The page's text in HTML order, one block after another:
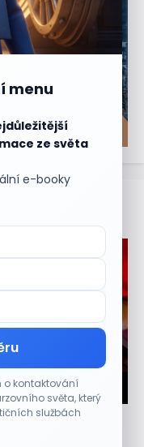
menu
ze světa
e-booky
o kontaktování
světa, který
službách
o 28 %,